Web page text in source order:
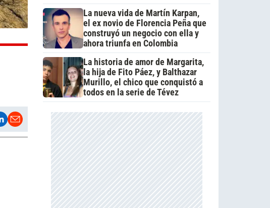
La nueva vida de Martín Karpan,
el ex novio de Florencia Peña que
construyó un negocio con ella y
ahora triunfa en Colombia
La historia de amor de Margarita,
la hija de Fito Páez, y Balthazar
Murillo, el chico que conquistó a
todos en la serie de Tévez